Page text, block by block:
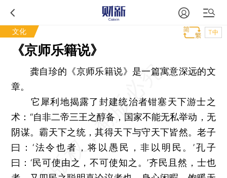
文化 T中
《京师乐籍说》
龚自珍的《京师乐籍说》是一篇寓意深远的文
章。
它犀利地揭露了封建统治者钳塞天下游士之
术：“自非二帝三王之醇备，国家不能无私举动，无
阴谋。霸天下之统，其得天下与守天下皆然。老子
曰：‘法令也者，将以愚民，非以明民。’孔子
曰：‘民可使由之，不可使知之。’齐民且然，士也